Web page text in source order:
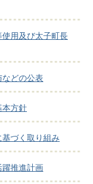
用及び太子町長
どの公表
本方針
づく取り組み
躍推進計画